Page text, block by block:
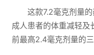
这款7.2毫克剂量
成人患者的体重减轻及
前最高2.4毫克剂量的三